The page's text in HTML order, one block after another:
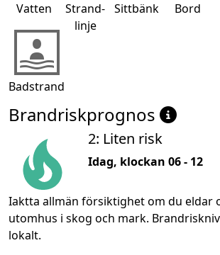
Vatten
Strand-
linje
Sittbänk Bord
Badstrand
Brandriskprognos
2: Liten risk
Idag, klockan 06 - 12
Iaktta allmän försiktighet om du eldar
utomhus i skog och mark.
lokalt.